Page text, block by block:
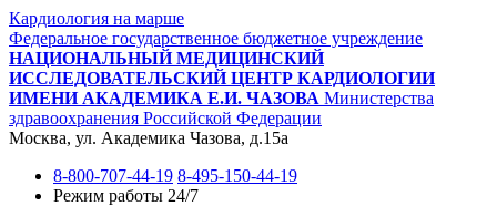
Кардиология на марше
Федеральное государственное бюджетное учреждение
НАЦИОНАЛЬНЫЙ МЕДИЦИНСКИЙ
ИССЛЕДОВАТЕЛЬСКИЙ ЦЕНТР КАРДИОЛОГИИ
ИМЕНИ АКАДЕМИКА Е.И. ЧАЗОВА Министерства
здравоохранения Российской Федерации
Москва, ул. Академика Чазова, д.15а
8-800-707-44-19 8-495-150-44-19
Режим работы 24/7